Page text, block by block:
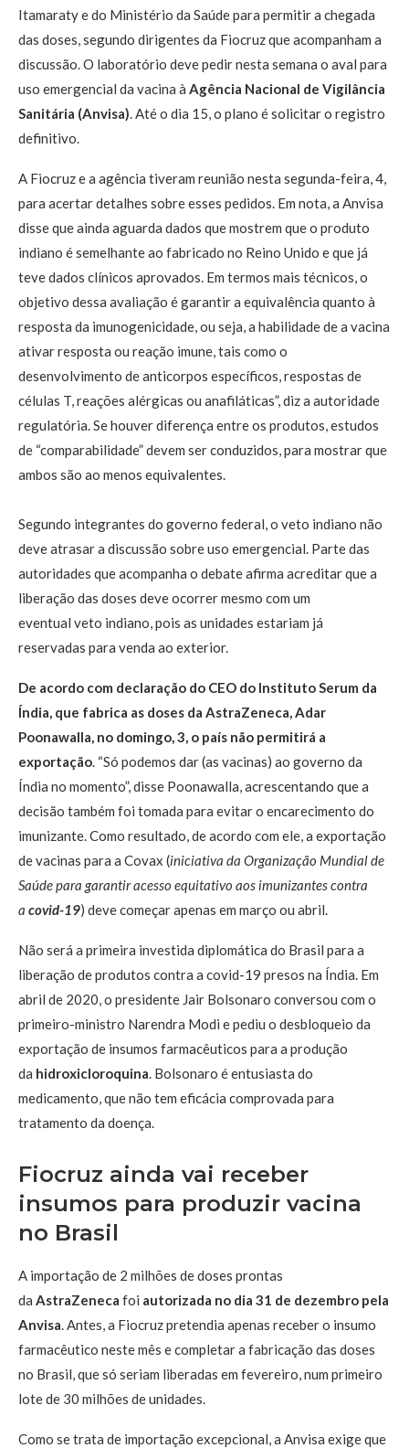
Itamaraty e do Ministério da Saúde para permitir a chegada
das doses, segundo dirigentes da Fiocruz que acompanham a
discussão. O laboratório deve pedir nesta semana o aval para
uso emergencial da vacina à Agência Nacional de Vigilância
Sanitária (Anvisa). Até o dia 15, o plano é solicitar o registro
definitivo.
A Fiocruz e a agência tiveram reunião nesta segunda-feira, 4,
para acertar detalhes sobre esses pedidos. Em nota, a Anvisa
disse que ainda aguarda dados que mostrem que o produto
indiano é semelhante ao fabricado no Reino Unido e que já
teve dados clínicos aprovados. Em termos mais técnicos, o
objetivo dessa avaliação é garantir a equivalência quanto à
resposta da imunogenicidade, ou seja, a habilidade de a vacina
ativar resposta ou reação imune, tais como o
desenvolvimento de anticorpos específicos, respostas de
células T, reações alérgicas ou anafiláticas”, diz a autoridade
regulatória. Se houver diferença entre os produtos, estudos
de “comparabilidade” devem ser conduzidos, para mostrar que
ambos são ao menos equivalentes.
Segundo integrantes do governo federal, o veto indiano não
deve atrasar a discussão sobre uso emergencial. Parte das
autoridades que acompanha o debate afirma acreditar que a
liberação das doses deve ocorrer mesmo com um
eventual veto indiano, pois as unidades estariam já
reservadas para venda ao exterior.
De acordo com declaração do CEO do Instituto Serum da
Índia, que fabrica as doses da AstraZeneca, Adar
Poonawalla, no domingo, 3, o país não permitirá a
exportação. “Só podemos dar (as vacinas) ao governo da
Índia no momento”, disse Poonawalla, acrescentando que a
decisão também foi tomada para evitar o encarecimento do
imunizante. Como resultado, de acordo com ele, a exportação
de vacinas para a Covax (iniciativa da Organização Mundial de
Saúde para garantir acesso equitativo aos imunizantes contra
a covid-19) deve começar apenas em março ou abril.
Não será a primeira investida diplomática do Brasil para a
liberação de produtos contra a covid-19 presos na Índia. Em
abril de 2020, o presidente Jair Bolsonaro conversou com o
primeiro-ministro Narendra Modi e pediu o desbloqueio da
exportação de insumos farmacêuticos para a produção
da hidroxicloroquina. Bolsonaro é entusiasta do
medicamento, que não tem eficácia comprovada para
tratamento da doença.
Fiocruz ainda vai receber
insumos para produzir vacina
no Brasil
A importação de 2 milhões de doses prontas
da AstraZeneca foi autorizada no dia 31 de dezembro pela
Anvisa. Antes, a Fiocruz pretendia apenas receber o insumo
farmacêutico neste mês e completar a fabricação das doses
no Brasil, que só seriam liberadas em fevereiro, num primeiro
lote de 30 milhões de unidades.
Como se trata de importação excepcional, a Anvisa exige que